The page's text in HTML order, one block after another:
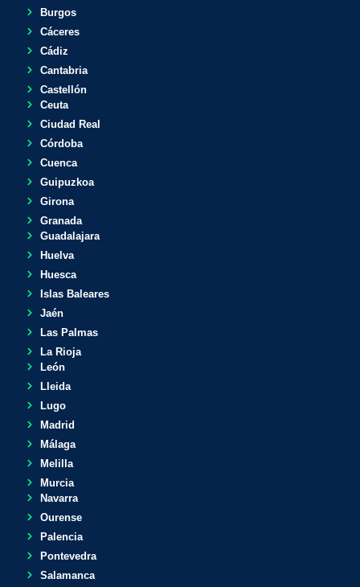
Burgos
Cáceres
Cádiz
Cantabria
Castellón
Ceuta
Ciudad Real
Córdoba
Cuenca
Guipuzkoa
Girona
Granada
Guadalajara
Huelva
Huesca
Islas Baleares
Jaén
Las Palmas
La Rioja
León
Lleida
Lugo
Madrid
Málaga
Melilla
Murcia
Navarra
Ourense
Palencia
Pontevedra
Salamanca